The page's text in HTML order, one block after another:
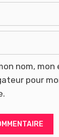
nom,
pour